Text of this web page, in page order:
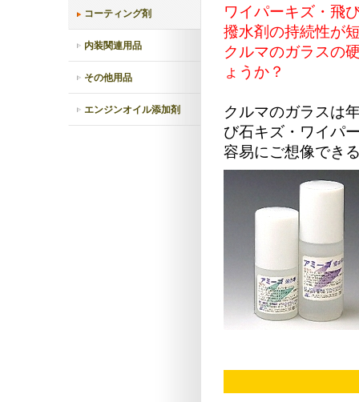
コーティング剤
内装関連用品
その他用品
エンジンオイル添加剤
ワイパーキズ・飛
撥水剤の持続性が
クルマのガラスの
ょうか？
クルマのガラスは
び石キズ・ワイパ
容易にご想像でき